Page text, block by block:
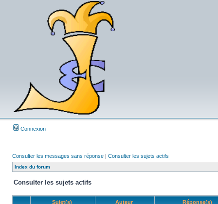
Connexion
Consulter les messages sans réponse | Consulter les sujets actifs
Index du forum
Consulter les sujets actifs
Sujet(s) Auteur Réponse(s)